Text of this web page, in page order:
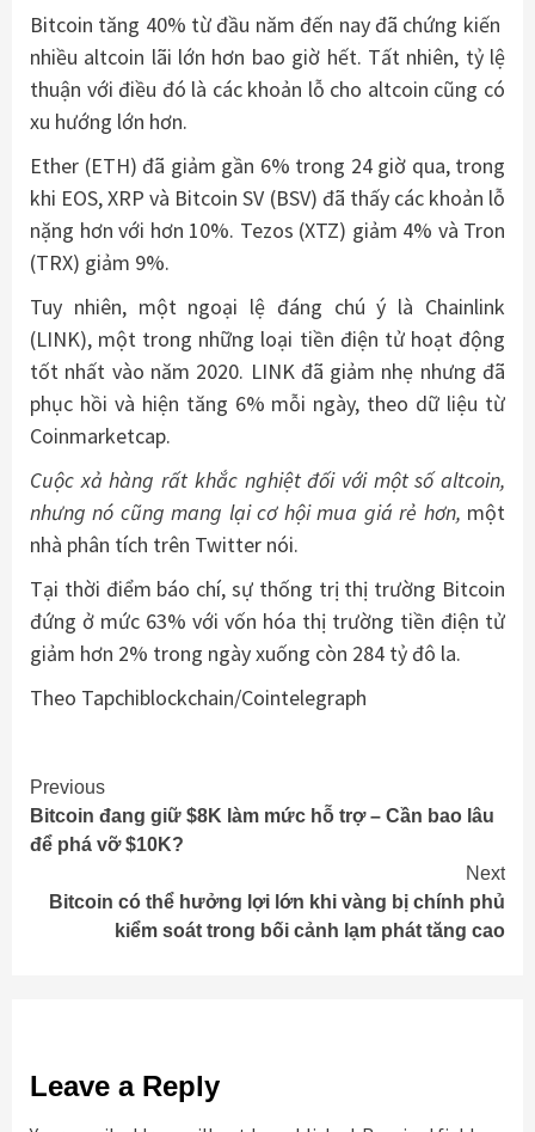
Bitcoin tăng 40% từ đầu năm đến nay đã chứng kiến ​​
nhiều altcoin lãi lớn hơn bao giờ hết. Tất nhiên, tỷ lệ
thuận với điều đó là các khoản lỗ cho altcoin cũng có
xu hướng lớn hơn.
Ether (ETH) đã giảm gần 6% trong 24 giờ qua, trong
khi EOS, XRP và Bitcoin SV (BSV) đã thấy các khoản lỗ
nặng hơn với hơn 10%. Tezos (XTZ) giảm 4% và Tron
(TRX) giảm 9%.
Tuy nhiên, một ngoại lệ đáng chú ý là Chainlink
(LINK), một trong những loại tiền điện tử hoạt động
tốt nhất vào năm 2020. LINK đã giảm nhẹ nhưng đã
phục hồi và hiện tăng 6% mỗi ngày, theo dữ liệu từ
Coinmarketcap.
Cuộc xả hàng rất khắc nghiệt đối với một số altcoin,
nhưng nó cũng mang lại cơ hội mua giá rẻ hơn, một
nhà phân tích trên Twitter nói.
Tại thời điểm báo chí, sự thống trị thị trường Bitcoin
đứng ở mức 63% với vốn hóa thị trường tiền điện tử
giảm hơn 2% trong ngày xuống còn 284 tỷ đô la.
Theo Tapchiblockchain/Cointelegraph
Continue
Reading
Previous
Bitcoin đang giữ $8K làm mức hỗ trợ – Cần bao lâu
để phá vỡ $10K?
Next
Bitcoin có thể hưởng lợi lớn khi vàng bị chính phủ
kiểm soát trong bối cảnh lạm phát tăng cao
Leave a Reply